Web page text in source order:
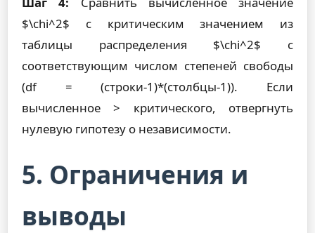
$\chi^2$ с критическим значением из
таблицы распределения $\chi^2$ с
соответствующим числом степеней свободы
(df = (строки-1)*(столбцы-1)). Если
вычисленное > критического, отвергнуть
нулевую гипотезу о независимости.
5. Ограничения и
выводы